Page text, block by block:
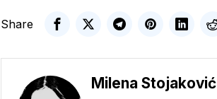
Share
Milena Stojaković